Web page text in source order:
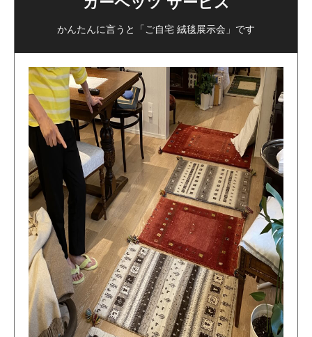
かんたんに言うと「ご自宅 絨毯展示会」です